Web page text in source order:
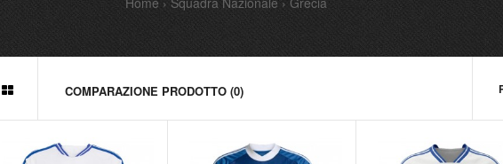
COMPARAZIONE PRODOTTO (0)